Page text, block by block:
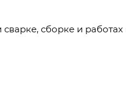
сборке и